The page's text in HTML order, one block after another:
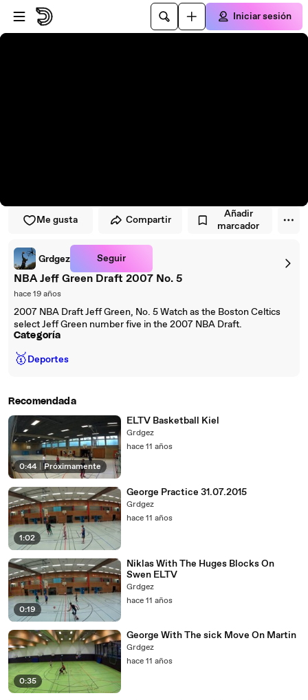
Saltar al reproductor
Saltar al contenido principal
Iniciar sesión
Me gusta Compartir
Añadir
marcador
Grdgez Seguir
NBA Jeff Green Draft 2007 No. 5
hace 19 años
2007 NBA Draft Jeff Green, No. 5 Watch as the Boston Celtics
select Jeff Green number five in the 2007 NBA Draft.
Categoría
🥇Deportes
Recomendada
0:44 Próximamente
ELTV Basketball Kiel
Grdgez
hace 11 años
1:02
George Practice 31.07.2015
Grdgez
hace 11 años
0:19
Niklas With The Huges Blocks On
Swen ELTV
Grdgez
hace 11 años
0:35
George With The sick Move On Martin
Grdgez
hace 11 años